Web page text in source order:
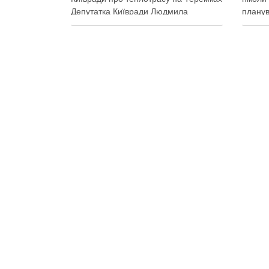
Депутатка Київради Людмила
Ковалевська 6 серпня